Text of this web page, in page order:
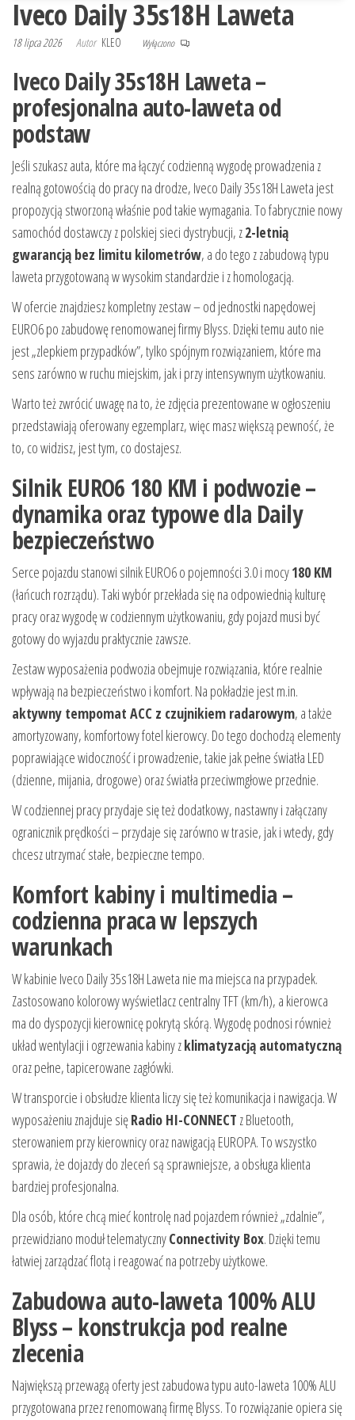
Iveco Daily 35s18H Laweta
18 lipca 2026 Autor KLEO Wyłączono
Iveco Daily 35s18H Laweta –
profesjonalna auto-laweta od
podstaw
Jeśli szukasz auta, które ma łączyć codzienną wygodę prowadzenia z
realną gotowością do pracy na drodze, Iveco Daily 35s18H Laweta jest
propozycją stworzoną właśnie pod takie wymagania. To fabrycznie nowy
samochód dostawczy z polskiej sieci dystrybucji, z2-letnią
gwarancją bez limitu kilometrów, a do tego z zabudową typu
laweta przygotowaną w wysokim standardzie i z homologacją.
W ofercie znajdziesz kompletny zestaw – od jednostki napędowej
EURO6 po zabudowę renomowanej firmy Blyss. Dzięki temu auto nie
jest „zlepkiem przypadków”, tylko spójnym rozwiązaniem, które ma
sens zarówno w ruchu miejskim, jak i przy intensywnym użytkowaniu.
Warto też zwrócić uwagę na to, że zdjęcia prezentowane w ogłoszeniu
przedstawiają oferowany egzemplarz, więc masz większą pewność, że
to, co widzisz, jest tym, co dostajesz.
Silnik EURO6 180 KM i podwozie –
dynamika oraz typowe dla Daily
bezpieczeństwo
Serce pojazdu stanowi silnik EURO6 o pojemności 3.0 i mocy180 KM
(łańcuch rozrządu). Taki wybór przekłada się na odpowiednią kulturę
pracy oraz wygodę w codziennym użytkowaniu, gdy pojazd musi być
gotowy do wyjazdu praktycznie zawsze.
Zestaw wyposażenia podwozia obejmuje rozwiązania, które realnie
wpływają na bezpieczeństwo i komfort. Na pokładzie jest m.in.
aktywny tempomat ACC z czujnikiem radarowym, a także
amortyzowany, komfortowy fotel kierowcy. Do tego dochodzą elementy
poprawiające widoczność i prowadzenie, takie jak pełne światła LED
(dzienne, mijania, drogowe) oraz światła przeciwmgłowe przednie.
W codziennej pracy przydaje się też dodatkowy, nastawny i załączany
ogranicznik prędkości – przydaje się zarówno w trasie, jak i wtedy, gdy
chcesz utrzymać stałe, bezpieczne tempo.
Komfort kabiny i multimedia –
codzienna praca w lepszych
warunkach
W kabinie Iveco Daily 35s18H Laweta nie ma miejsca na przypadek.
Zastosowano kolorowy wyświetlacz centralny TFT (km/h), a kierowca
ma do dyspozycji kierownicę pokrytą skórą. Wygodę podnosi również
układ wentylacji i ogrzewania kabiny zklimatyzacją automatyczną
oraz pełne, tapicerowane zagłówki.
W transporcie i obsłudze klienta liczy się też komunikacja i nawigacja. W
wyposażeniu znajduje sięRadio HI-CONNECT z Bluetooth,
sterowaniem przy kierownicy oraz nawigacją EUROPA. To wszystko
sprawia, że dojazdy do zleceń są sprawniejsze, a obsługa klienta
bardziej profesjonalna.
Dla osób, które chcą mieć kontrolę nad pojazdem również „zdalnie”,
przewidziano moduł telematycznyConnectivity Box. Dzięki temu
łatwiej zarządzać flotą i reagować na potrzeby użytkowe.
Zabudowa auto-laweta 100% ALU
Blyss – konstrukcja pod realne
zlecenia
Największą przewagą oferty jest zabudowa typu auto-laweta 100% ALU
przygotowana przez renomowaną firmę Blyss. To rozwiązanie opiera się